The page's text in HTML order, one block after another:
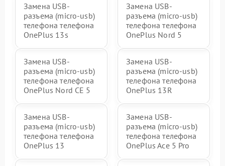
Замена USB-
разъема (micro-usb)
телефона телефона
OnePlus 13s
Замена USB-
разъема (micro-usb)
телефона телефона
OnePlus Nord 5
Замена USB-
разъема (micro-usb)
телефона телефона
OnePlus Nord CE 5
Замена USB-
разъема (micro-usb)
телефона телефона
OnePlus 13R
Замена USB-
разъема (micro-usb)
телефона телефона
OnePlus 13
Замена USB-
разъема (micro-usb)
телефона телефона
OnePlus Ace 5 Pro